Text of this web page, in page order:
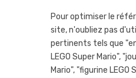
Pour optimiser le
site, n'oubliez pas
pertinents tels que
LEGO Super Mario",
Mario", "figurine LEGO